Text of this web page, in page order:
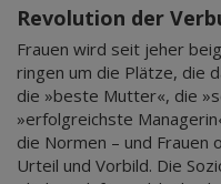
Revolution der
Frauen wird seit jeher
ringen um die Plätze, die
die »beste Mutter«, die
»erfolgreichste
die Normen – und Frauen
Urteil und Vorbild. Die